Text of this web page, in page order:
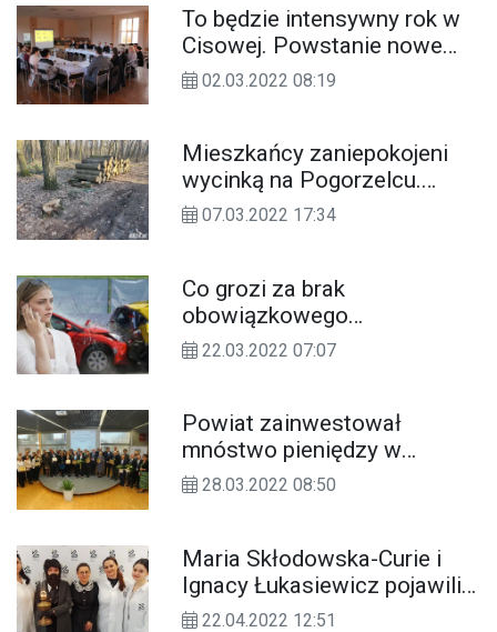
To będzie intensywny rok w
Cisowej. Powstanie nowe
przedszkole, miasto
02.03.2022 08:19
Mieszkańcy zaniepokojeni
wycinką na Pogorzelcu.
Nadleśnictwo zapewnia, że
drzewa
07.03.2022 17:34
Co grozi za brak
obowiązkowego
ubezpieczenia OC?
22.03.2022 07:07
Powiat zainwestował
mnóstwo pieniędzy w
kształcenie zawodowe.
28.03.2022 08:50
Maria Skłodowska-Curie i
Ignacy Łukasiewicz pojawili
się w "Dziewiętnastce" i
22.04.2022 12:51